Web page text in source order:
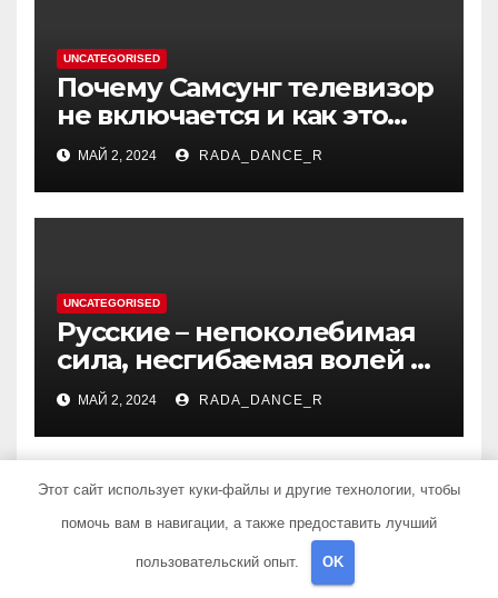
UNCATEGORISED
Почему Самсунг телевизор
не включается и как это
исправить — основные
причины и возможные
решения
МАЙ 2, 2024 RADA_DANCE_R
UNCATEGORISED
Русские – непоколебимая
сила, несгибаемая волей к
победе
МАЙ 2, 2024 RADA_DANCE_R
Добавить комментарий
Этот сайт использует куки-файлы и другие технологии, чтобы
помочь вам в навигации, а также предоставить лучший
пользовательский опыт. OK